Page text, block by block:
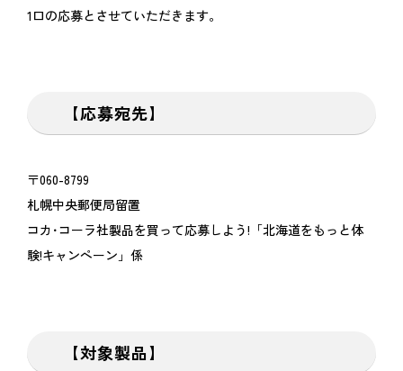
1口の応募とさせていただきます。
【応募宛先】
〒060-8799
札幌中央郵便局留置
コカ･コーラ社製品を買って応募しよう!「北海道をもっと体
験!キャンペーン」係
【対象製品】